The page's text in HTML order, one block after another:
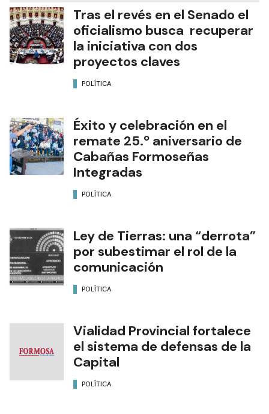
Tras el revés en el Senado el
oficialismo busca recuperar
la iniciativa con dos
proyectos claves
POLÍTICA
Éxito y celebración en el
remate 25.º aniversario de
Cabañas Formoseñas
Integradas
POLÍTICA
Ley de Tierras: una “derrota”
por subestimar el rol de la
comunicación
POLÍTICA
Vialidad Provincial fortalece
el sistema de defensas de la
Capital
POLÍTICA